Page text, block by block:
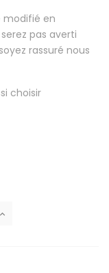
modifié en
pas averti
rassuré nous
choisir